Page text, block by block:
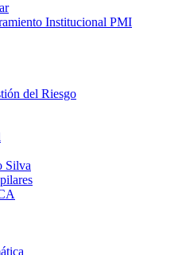
Institucional PMI
del Riesgo
Silva